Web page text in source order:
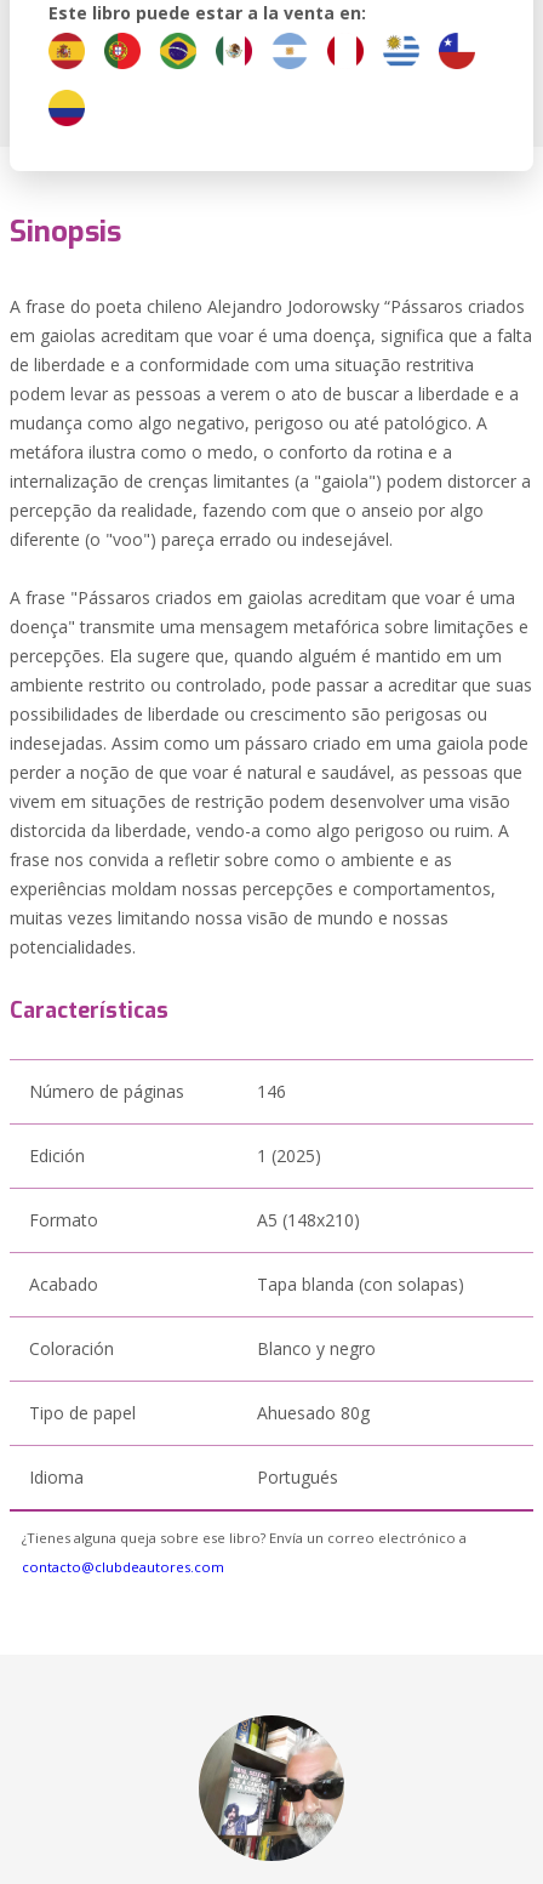
Este libro puede estar a la venta en:
Sinopsis
A frase do poeta chileno Alejandro Jodorowsky “Pássaros criados
em gaiolas acreditam que voar é uma doença, significa que a falta
de liberdade e a conformidade com uma situação restritiva
podem levar as pessoas a verem o ato de buscar a liberdade e a
mudança como algo negativo, perigoso ou até patológico. A
metáfora ilustra como o medo, o conforto da rotina e a
internalização de crenças limitantes (a "gaiola") podem distorcer a
percepção da realidade, fazendo com que o anseio por algo
diferente (o "voo") pareça errado ou indesejável.
A frase "Pássaros criados em gaiolas acreditam que voar é uma
doença" transmite uma mensagem metafórica sobre limitações e
percepções. Ela sugere que, quando alguém é mantido em um
ambiente restrito ou controlado, pode passar a acreditar que suas
possibilidades de liberdade ou crescimento são perigosas ou
indesejadas. Assim como um pássaro criado em uma gaiola pode
perder a noção de que voar é natural e saudável, as pessoas que
vivem em situações de restrição podem desenvolver uma visão
distorcida da liberdade, vendo-a como algo perigoso ou ruim. A
frase nos convida a refletir sobre como o ambiente e as
experiências moldam nossas percepções e comportamentos,
muitas vezes limitando nossa visão de mundo e nossas
potencialidades.
Características
Número de páginas 146
Edición 1 (2025)
Formato A5 (148x210)
Acabado Tapa blanda (con solapas)
Coloración Blanco y negro
Tipo de papel Ahuesado 80g
Idioma Portugués
¿Tienes alguna queja sobre ese libro? Envía un correo electrónico a
contacto@clubdeautores.com